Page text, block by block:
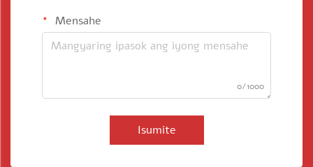
Mensahe
0/1000
Isumite